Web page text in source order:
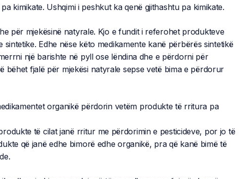
kimikate. Ushqimi i peshkut ka qenë gjithashtu pa kimikate.
për mjekësinë natyrale. Kjo e fundit i referohet produkteve
Edhe nëse këto medikamente kanë përbërës sintetikë
një barishte në pyll ose lëndina dhe e përdorni për
bëhet fjalë për mjekësi natyrale sepse vetë bima e përdorur
organikë përdorin vetëm produkte të rritura pa
të cilat janë rritur me përdorimin e pesticideve, por jo të
që janë edhe bimorë edhe organikë, pra që kanë bimë të